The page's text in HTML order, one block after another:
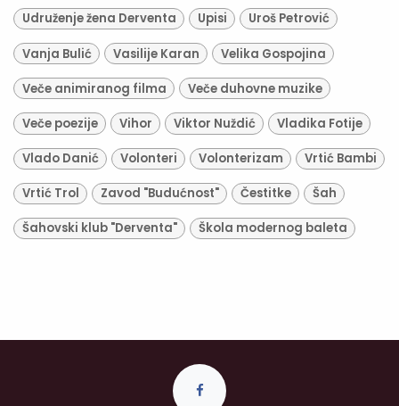
Udruženje žena Derventa Upisi Uroš Petrović
Vanja Bulić Vasilije Karan Velika Gospojina
Veče animiranog filma Veče duhovne muzike
Veče poezije Vihor Viktor Nuždić Vladika Fotije
Vlado Danić Volonteri Volonterizam Vrtić Bambi
Vrtić Trol Zavod "Budućnost" Čestitke Šah
Šahovski klub "Derventa" Škola modernog baleta